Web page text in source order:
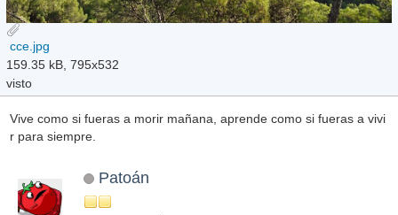
cce.jpg
159.35 kB, 795x532
visto
Vive como si fueras a morir mañana, aprende como si fueras a vivi
r para siempre.
Patoán